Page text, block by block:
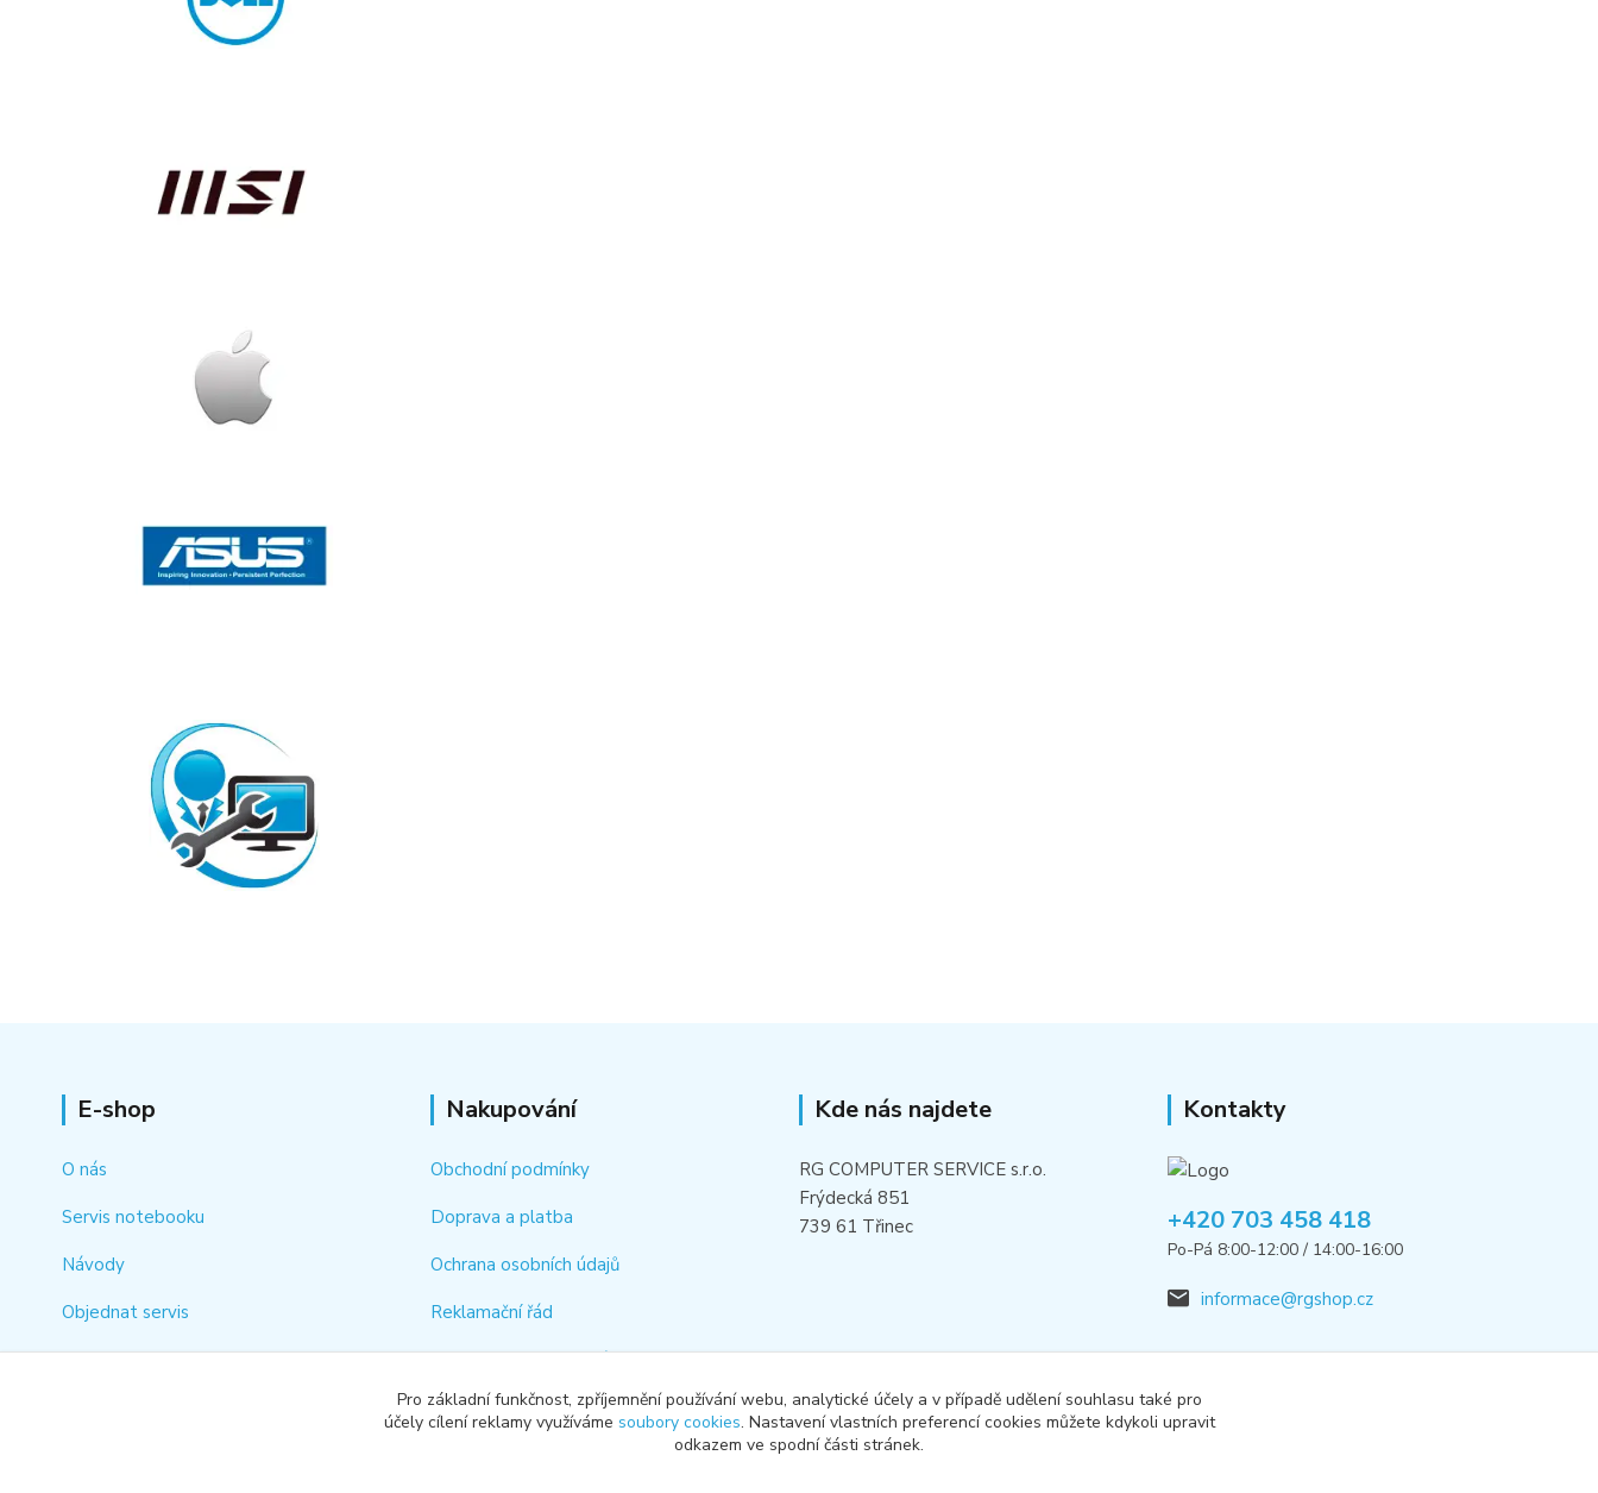
E-shop
O nás
Servis notebooku
Návody
Objednat servis
Kontakt
Nakupování
Obchodní podmínky
Doprava a platba
Ochrana osobních údajů
Reklamační řád
Jak rychle vyhledat náhradní díl
Odstoupení od smlouvy
Kde nás najdete
RG COMPUTER SERVICE s.r.o.
Frýdecká 851
739 61 Třinec
Kontakty
+420 703 458 418
Po-Pá 8:00-12:00 / 14:00-16:00
informace@rgshop.cz
Pro základní funkčnost, zpříjemnění používání webu, analytické účely a v případě udělení souhlasu také pro
účely cílení reklamy využíváme soubory cookies. Nastavení vlastních preferencí cookies můžete kdykoli upravit
odkazem ve spodní části stránek.